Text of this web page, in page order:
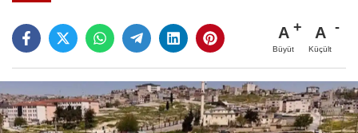
A
Büyüt
A
Küçült